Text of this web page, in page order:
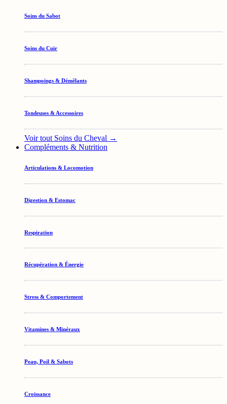
Soins du Sabot
Soins du Cuir
Shampoings & Démêlants
Tondeuses & Accessoires
Voir tout Soins du Cheval →
Compléments & Nutrition
Articulations & Locomotion
Digestion & Estomac
Respiration
Récupération & Énergie
Stress & Comportement
Vitamines & Minéraux
Peau, Poil & Sabots
Croissance